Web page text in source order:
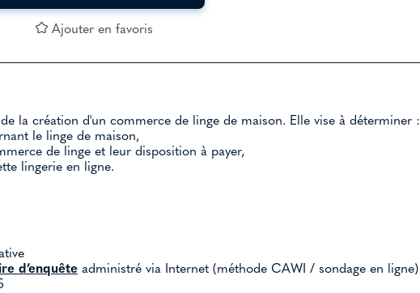
Ajouter en favoris
la création d'un commerce de linge de maison. Elle vise à déterminer :
le linge de maison,
de linge et leur disposition à payer,
lingerie en ligne.
d’enquête administré via Internet (méthode CAWI / sondage en ligne)